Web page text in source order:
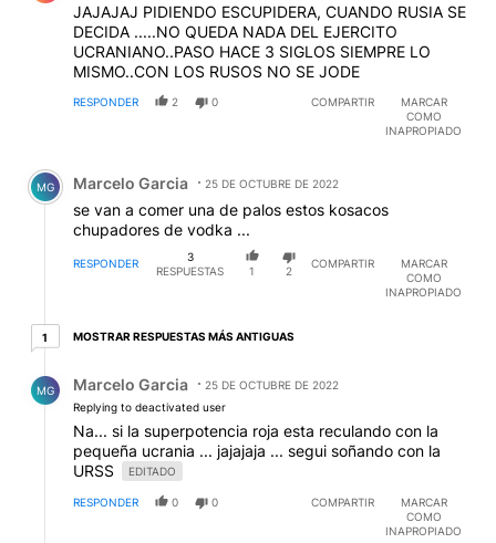
JAJAJAJ PIDIENDO ESCUPIDERA, CUANDO RUSIA SE
DECIDA .....NO QUEDA NADA DEL EJERCITO
UCRANIANO..PASO HACE 3 SIGLOS SIEMPRE LO
MISMO..CON LOS RUSOS NO SE JODE
RESPONDER 2 0 COMPARTIR
MARCAR
COMO
INAPROPIADO
Comentario de Marcelo Garcia.
MG Marcelo Garcia 25 DE OCTUBRE DE 2022
se van a comer una de palos estos kosacos
chupadores de vodka ...
RESPONDER
3
RESPUESTAS
1 2
COMPARTIR
MARCAR
COMO
INAPROPIADO
11 respuesta más antiguas
MOSTRAR RESPUESTAS MÁS ANTIGUAS
MG Marcelo Garcia
25 DE OCTUBRE DE 2022
Replying to deactivated user
Na... si la superpotencia roja esta reculando con la
pequeña ucrania ... jajajaja ... segui soñando con la
URSS
EDITADO
RESPONDER 0 0 COMPARTIR
MARCAR
COMO
INAPROPIADO